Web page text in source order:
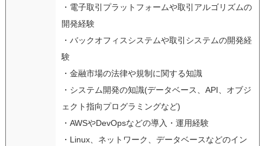
・電子取引プラットフォームや取引アルゴリズムの
開発経験
・バックオフィスシステムや取引システムの開発経
験
・金融市場の法律や規制に関する知識
・システム開発の知識(データベース、API、オブジ
ェクト指向プログラミングなど)
・AWSやDevOpsなどの導入・運用経験
・Linux、ネットワーク、データベースなどのイン